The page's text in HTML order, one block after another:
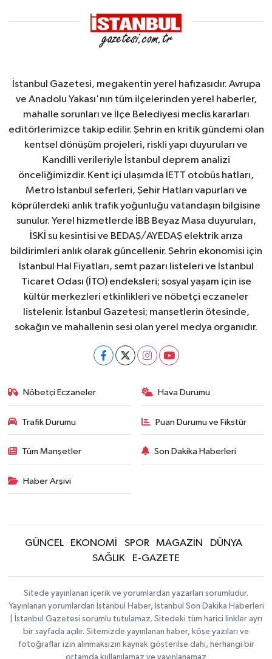
İstanbul Gazetesi, megakentin yerel hafızasıdır. Avrupa
ve Anadolu Yakası'nın tüm ilçelerinden yerel haberler,
mahalle sorunları ve İlçe Belediyesi meclis kararları
editörlerimizce takip edilir. Şehrin en kritik gündemi olan
kentsel dönüşüm projeleri, riskli yapı duyuruları ve
Kandilli verileriyle İstanbul deprem analizi
önceliğimizdir. Kent içi ulaşımda İETT otobüs hatları,
Metro İstanbul seferleri, Şehir Hatları vapurları ve
köprülerdeki anlık trafik yoğunluğu vatandaşın bilgisine
sunulur. Yerel hizmetlerde İBB Beyaz Masa duyuruları,
İSKİ su kesintisi ve BEDAŞ/AYEDAŞ elektrik arıza
bildirimleri anlık olarak güncellenir. Şehrin ekonomisi için
İstanbul Hal Fiyatları, semt pazarı listeleri ve İstanbul
Ticaret Odası (İTO) endeksleri; sosyal yaşam için ise
kültür merkezleri etkinlikleri ve nöbetçi eczaneler
listelenir. İstanbul Gazetesi; manşetlerin ötesinde,
sokağın ve mahallenin sesi olan yerel medya organıdır.
Nöbetçi Eczaneler Hava Durumu
Trafik Durumu Puan Durumu ve Fikstür
Tüm Manşetler Son Dakika Haberleri
Haber Arşivi
GÜNCEL EKONOMİ SPOR MAGAZİN
DÜNYA
SAĞLIK
E-GAZETE
Sitede yayınlanan içerik ve yorumlardan yazarları sorumludur.
Yayınlanan yorumlardan İstanbul Haber, İstanbul Son Dakika Haberleri
| İstanbul Gazetesi sorumlu tutulamaz. Sitedeki tüm harici linkler ayrı
bir sayfada açılır. Sitemizde yayınlanan haber, köşe yazıları ve
fotoğraflar izin alınmaksızın kaynak gösterilse dahi, herhangi bir